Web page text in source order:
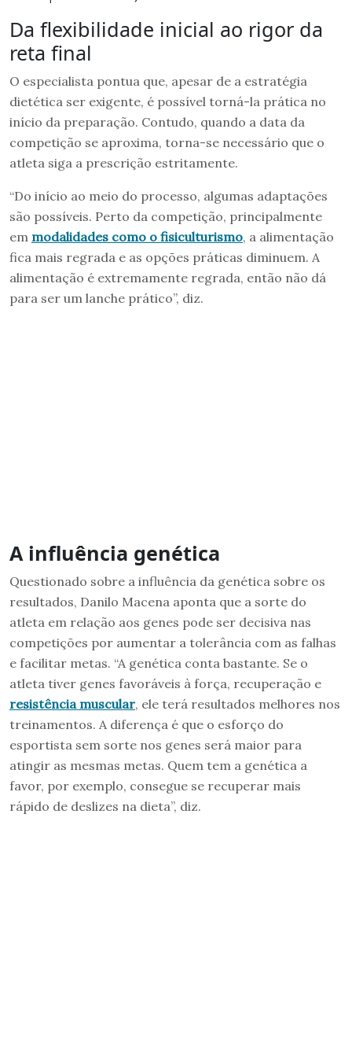
Da flexibilidade inicial ao rigor da
reta final
O especialista pontua que, apesar de a estratégia
dietética ser exigente, é possível torná-la prática no
início da preparação. Contudo, quando a data da
competição se aproxima, torna-se necessário que o
atleta siga a prescrição estritamente.
“Do início ao meio do processo, algumas adaptações
são possíveis. Perto da competição, principalmente
em modalidades como o fisiculturismo, a alimentação
fica mais regrada e as opções práticas diminuem. A
alimentação é extremamente regrada, então não dá
para ser um lanche prático”, diz.
A influência genética
Questionado sobre a influência da genética sobre os
resultados, Danilo Macena aponta que a sorte do
atleta em relação aos genes pode ser decisiva nas
competições por aumentar a tolerância com as falhas
e facilitar metas. “A genética conta bastante. Se o
atleta tiver genes favoráveis à força, recuperação e
resistência muscular, ele terá resultados melhores nos
treinamentos. A diferença é que o esforço do
esportista sem sorte nos genes será maior para
atingir as mesmas metas. Quem tem a genética a
favor, por exemplo, consegue se recuperar mais
rápido de deslizes na dieta”, diz.